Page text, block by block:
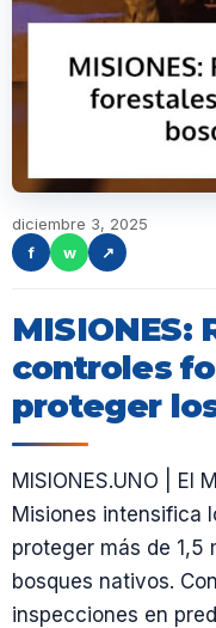
diciembre 3, 2025
f
w ↗
MISIONES:
controles
proteger
MISIONES.UNO | El
Misiones intensifica
proteger más de 1,5
bosques nativos.
inspecciones en